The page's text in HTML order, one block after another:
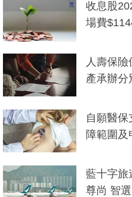
收息股
場費
人壽保
產承辦分
自願醫保
障範圍及
藍十字旅
尊尚 智